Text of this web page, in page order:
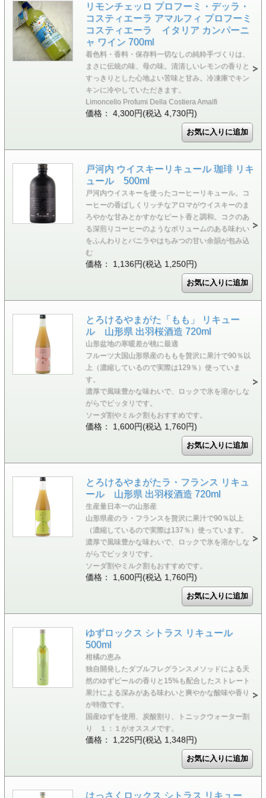
リモンチェッロ プロフーミ・デッラ・
コスティエーラ アマルフィ プロフーミ
コスティエーラ イタリア カンパーニ
ャ ワイン 700ml
着色料・香料・保存料一切なしの純粋手づくりは、
まさに伝統の味、母の味。清清しいレモンの香りと
すっきりとした心地よい苦味と甘み。冷凍庫でキン
キンに冷やしていただきます。
Limoncello Profumi Della Costiera Amalfi
価格： 4,300円(税込 4,730円)
戸河内 ウイスキーリキュール 珈琲 リキ
ュール 500ml
戸河内ウイスキーを使ったコーヒーリキュール。コ
ーヒーの香ばしくリッチなアロマがウイスキーのま
ろやかな甘みとかすかなピート香と調和。コクのあ
る深煎りコーヒーのようなボリュームのある味わい
をふんわりとバニラやはちみつの甘い余韻が包み込
む
価格： 1,136円(税込 1,250円)
とろけるやまがた「もも」 リキュー
ル 山形県 出羽桜酒造 720ml
山形盆地の寒暖差が桃に最適
フルーツ大国山形県産のももを贅沢に果汁で90％以
上（濃縮しているので実際は129％）使っていま
す。
濃厚で風味豊かな味わいで、ロックで氷を溶かしな
がらでピッタリです。
ソーダ割やミルク割もおすすめです。
価格： 1,600円(税込 1,760円)
とろけるやまがたラ・フランス リキュ
ール 山形県 出羽桜酒造 720ml
生産量日本一の山形産
山形県産のラ・フランスを贅沢に果汁で90％以上
（濃縮しているので実際は137％）使っています。
濃厚で風味豊かな味わいで、ロックで氷を溶かしな
がらでピッタリです。
ソーダ割やミルク割もおすすめです。
価格： 1,600円(税込 1,760円)
ゆずロックス シトラス リキュール
500ml
柑橘の恵み
独自開発したダブルフレグランスメソッドによる天
然のゆずピールの香りと15%も配合したストレート
果汁による深みがある味わいと爽やかな酸味や香り
が特徴です。
国産ゆずを使用、炭酸割り、トニックウォーター割
り １：１がオススメです。
価格： 1,225円(税込 1,348円)
はっさくロックス シトラス リキュー